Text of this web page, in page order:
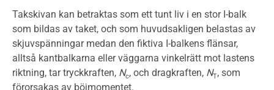
Takskivan kan betraktas som ett tunt liv i en stor I-balk
som bildas av taket, och som huvudsakligen belastas av
skjuvspänningar medan den fiktiva I-balkens flänsar,
alltså kantbalkarna eller väggarna vinkelrätt mot lastens
riktning, tar tryckkraften, Nc, och dragkraften, NT, som
förorsakas av böjmomentet.